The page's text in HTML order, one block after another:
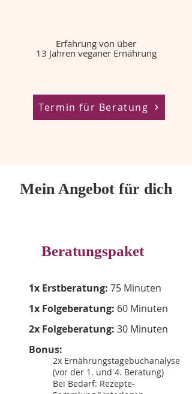
Erfahrung von über
13 Jahren veganer Ernährung
Termin für Beratung
Mein Angebot für dich
1x Erstberatung: 75 Minuten
1x Folgeberatung: 60 Minuten
2x Folgeberatung: 30 Minuten
Bonus:
​2x Ernährungstagebuchanalyse
(vor der 1. und 4. Beratung)
Bei Bedarf: Rezepte-
Beratungspaket